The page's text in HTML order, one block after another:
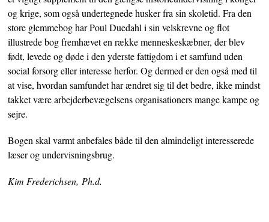
og krige, som også undertegnede husker fra sin skoletid. Fra den
store glemmebog har Poul Duedahl i sin velskrevne og flot
illustrede bog fremhævet en række menneskeskæbner, der blev
født, levede og døde i den yderste fattigdom i et samfund uden
social forsorg eller interesse herfor. Og dermed er den også med til
at vise, hvordan samfundet har ændret sig til det bedre, ikke mindst
takket være arbejderbevægelsens organisationers mange kampe og
sejre.
Bogen skal varmt anbefales både til den almindeligt interesserede
læser og undervisningsbrug.
Kim Frederichsen, Ph.d.